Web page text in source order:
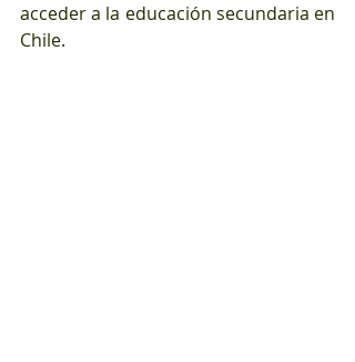
acceder a la educación secundaria en
Chile.